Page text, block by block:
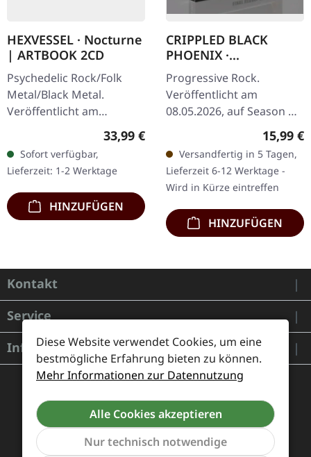
HEXVESSEL · Nocturne
| ARTBOOK 2CD
Psychedelic Rock/Folk
Metal/Black Metal.
Veröffentlicht am
13.06.2025, auf Prophecy
Productions. Hardcover-
Artbook im Format 18x18
cm, 36 Seiten mit…
Regulärer Preis:
33,99 €
Sofort verfügbar,
Lieferzeit: 1-2 Werktage
HINZUFÜGEN
CRIPPLED BLACK
PHOENIX ·
Sceaduhelm + Horrific
Honorifics Number
Two Point Five (2.5) |
2CD SLIPCASE
Progressive Rock.
Veröffentlicht am
08.05.2026, auf Season Of
Mist. 2CD Slipcase-Edition
mit Deluxe-Digipak mit
matter Laminierung und
20-seitigem…
15,99 €
Versandfertig in 5 Tagen,
Lieferzeit 6-12 Werktage -
Wird in Kürze eintreffen
HINZUFÜGEN
Kontakt
Service
Informationen
Diese Website verwendet Cookies, um eine
bestmögliche Erfahrung bieten zu können.
Mehr Informationen zur Datennutzung
Alle Cookies akzeptieren
Nur technisch notwendige